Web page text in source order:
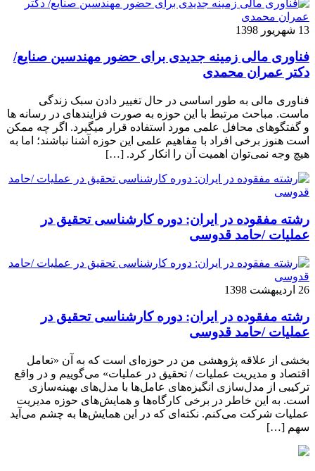
13 شهریور 1398
فناوری مالی زمینه جدیدی برای حضور مهندسین صنایع/
دکتر عمران محمدی
فناوری مالی به طور اساسی در حال تغییر دادن سبک زندگی
ماست. مباحث مرتبط با این حوزه به صورت فزاینده­ای در رسانه­ ها
و گفتگوهای محافل علمی مورد استفاده قرار می­گیرد. اگر چه ممکن
است هنوز برخی افراد با مفاهیم علمی این حوزه آشنا نباشند؛ اما به
هیچ وجه نمی‌توان اهمیت آن را انکار کرد. […]
رشته مفقوده در ایران: دوره کارشناسی تحقیق در
عملیات /حامد قدوسی
26 اردیبهشت 1398
رشته مفقوده در ایران: دوره کارشناسی تحقیق در
عملیات /حامد قدوسی
بخشی از علاقه پژوهشی من در حوزه‌ای است که به آن «تعامل
اقتصاد و مدیریت عملیات / تحقیق در عملیات» می‌گوییم و در واقع
ترکیبی از مدل‌سازی انگیزه‌های عامل‌ها با مدل‌های بهینه‌سازی
است. به این خاطر در برخی کارگاه‌ها و همایش‌های حوزه مدیریت
عملیات شرکت می‌کنم. نکته‌ای که در این همایش‌ها به چشم می‌آید
سهم […]